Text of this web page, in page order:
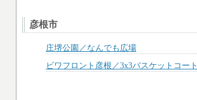
彦根市
庄堺公園／なんでも広場
ビワフロント彦根／3x3バスケットコート